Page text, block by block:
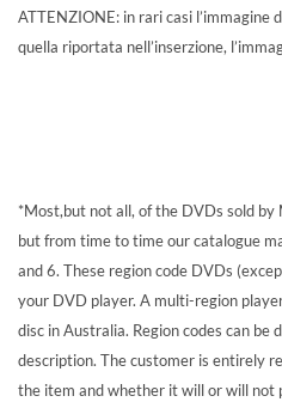
ATTENZIONE: in rari casi
quella riportata nell’inserzione,
*Most,but not all, of the DVDs sold by
but from time to time our catalogue
and 6. These region code DVDs
your DVD player. A multi-region
disc in Australia. Region codes can be
description. The customer is entirely
the item and whether it will or will not